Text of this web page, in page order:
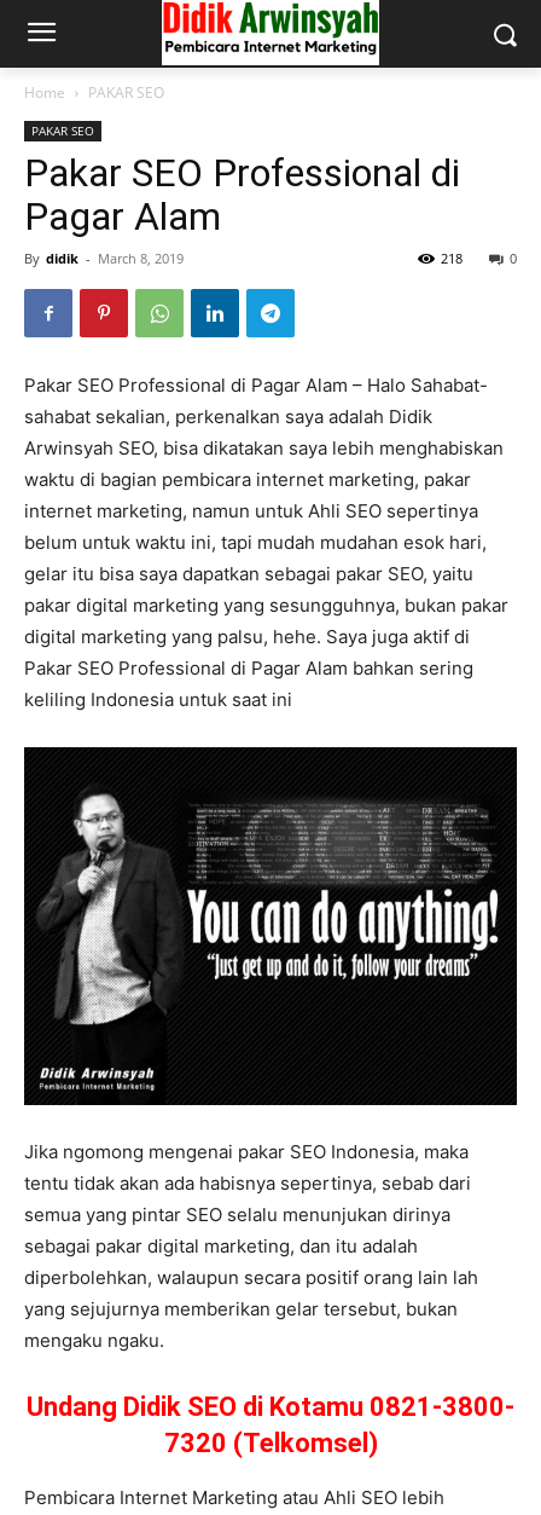
Home PAKAR SEO
PAKAR SEO
Pakar SEO Professional di
Pagar Alam
By didik - March 8, 2019 0
218
Pakar SEO Professional di Pagar Alam – Halo Sahabat-
sahabat sekalian, perkenalkan saya adalah Didik
Arwinsyah SEO, bisa dikatakan saya lebih menghabiskan
waktu di bagian pembicara internet marketing, pakar
internet marketing, namun untuk Ahli SEO sepertinya
belum untuk waktu ini, tapi mudah mudahan esok hari,
gelar itu bisa saya dapatkan sebagai pakar SEO, yaitu
pakar digital marketing yang sesungguhnya, bukan pakar
digital marketing yang palsu, hehe. Saya juga aktif di
Pakar SEO Professional di Pagar Alam bahkan sering
keliling Indonesia untuk saat ini
Jika ngomong mengenai pakar SEO Indonesia, maka
tentu tidak akan ada habisnya sepertinya, sebab dari
semua yang pintar SEO selalu menunjukan dirinya
sebagai pakar digital marketing, dan itu adalah
diperbolehkan, walaupun secara positif orang lain lah
yang sejujurnya memberikan gelar tersebut, bukan
mengaku ngaku.
Undang Didik SEO di Kotamu 0821-3800-
7320 (Telkomsel)
Pembicara Internet Marketing atau Ahli SEO lebih